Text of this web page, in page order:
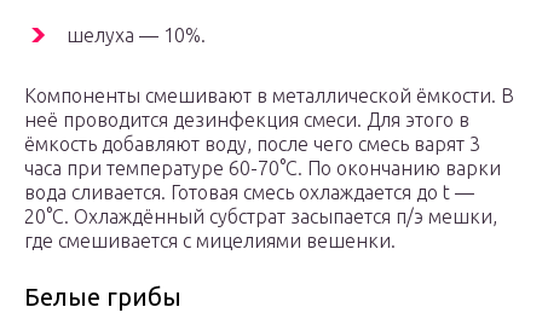
шелуха — 10%.
Компоненты смешивают в металлической ёмкости. В
неё проводится дезинфекция смеси. Для этого в
ёмкость добавляют воду, после чего смесь варят 3
часа при температуре 60-70°С. По окончанию варки
вода сливается. Готовая смесь охлаждается до t —
20°С. Охлаждённый субстрат засыпается п/э мешки,
где смешивается с мицелиями вешенки.
Белые грибы